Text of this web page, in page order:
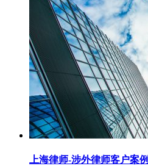
上海律师-涉外律师客户案例